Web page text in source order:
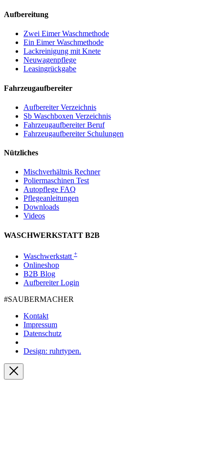
Aufbereitung
Zwei Eimer Waschmethode
Ein Eimer Waschmethode
Lackreinigung mit Knete
Neuwagenpflege
Leasingrückgabe
Fahrzeugaufbereiter
Aufbereiter Verzeichnis
Sb Waschboxen Verzeichnis
Fahrzeugaufbereiter Beruf
Fahrzeugaufbereiter Schulungen
Nützliches
Mischverhältnis Rechner
Poliermaschinen Test
Autopflege FAQ
Pflegeanleitungen
Downloads
Videos
WASCHWERKSTATT B2B
Waschwerkstatt +
Onlineshop
B2B Blog
Aufbereiter Login
#SAUBER­MACHER
Kontakt
Impressum
Datenschutz
Design: ruhrtypen.